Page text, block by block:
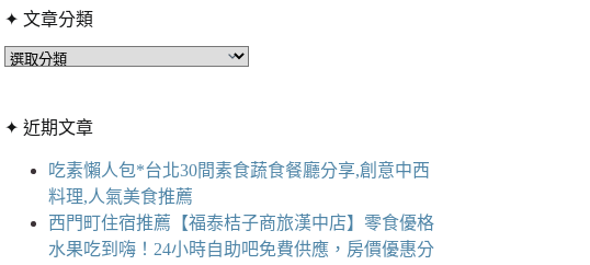
到
符
件
✦ 文章分類
✦
分
✦ 近期文章
吃素懶人包*台北30間素食蔬食餐廳分享,創意中西
料理,人氣美食推薦
西門町住宿推薦【福泰桔子商旅漢中店】零食優格
水果吃到嗨！24小時自助吧免費供應，房價優惠分